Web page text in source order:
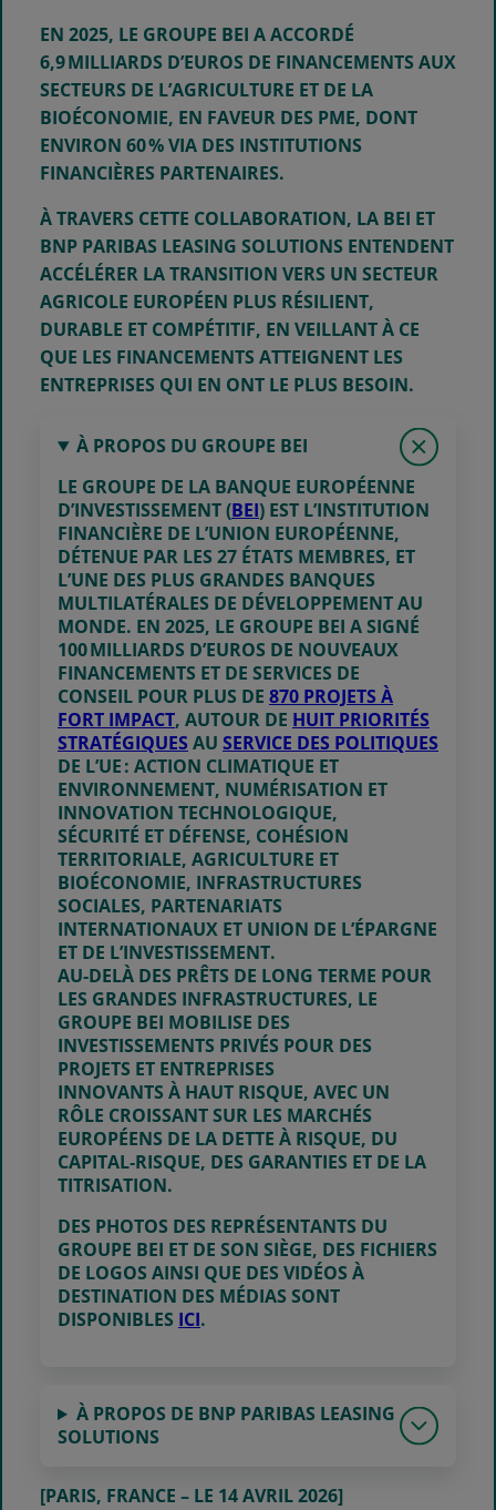
EN 2025, LE GROUPE BEI A ACCORDÉ
6,9 MILLIARDS D’EUROS DE FINANCEMENTS AUX
SECTEURS DE L’AGRICULTURE ET DE LA
BIOÉCONOMIE, EN FAVEUR DES PME, DONT
ENVIRON 60 % VIA DES INSTITUTIONS
FINANCIÈRES PARTENAIRES.
À TRAVERS CETTE COLLABORATION, LA BEI ET
BNP PARIBAS LEASING SOLUTIONS ENTENDENT
ACCÉLÉRER LA TRANSITION VERS UN SECTEUR
AGRICOLE EUROPÉEN PLUS RÉSILIENT,
DURABLE ET COMPÉTITIF, EN VEILLANT À CE
QUE LES FINANCEMENTS ATTEIGNENT LES
ENTREPRISES QUI EN ONT LE PLUS BESOIN.
À PROPOS DU GROUPE BEI
LE GROUPE DE LA BANQUE EUROPÉENNE
D’INVESTISSEMENT (BEI) EST L’INSTITUTION
FINANCIÈRE DE L’UNION EUROPÉENNE,
DÉTENUE PAR LES 27 ÉTATS MEMBRES, ET
L’UNE DES PLUS GRANDES BANQUES
MULTILATÉRALES DE DÉVELOPPEMENT AU
MONDE. EN 2025, LE GROUPE BEI A SIGNÉ
100 MILLIARDS D’EUROS DE NOUVEAUX
FINANCEMENTS ET DE SERVICES DE
CONSEIL POUR PLUS DE 870 PROJETS À
FORT IMPACT, AUTOUR DE HUIT PRIORITÉS
STRATÉGIQUES AU SERVICE DES POLITIQUES
DE L’UE : ACTION CLIMATIQUE ET
ENVIRONNEMENT, NUMÉRISATION ET
INNOVATION TECHNOLOGIQUE,
SÉCURITÉ ET DÉFENSE, COHÉSION
TERRITORIALE, AGRICULTURE ET
BIOÉCONOMIE, INFRASTRUCTURES
SOCIALES, PARTENARIATS
INTERNATIONAUX ET UNION DE L’ÉPARGNE
ET DE L’INVESTISSEMENT.
AU-DELÀ DES PRÊTS DE LONG TERME POUR
LES GRANDES INFRASTRUCTURES, LE
GROUPE BEI MOBILISE DES
INVESTISSEMENTS PRIVÉS POUR DES
PROJETS ET ENTREPRISES
INNOVANTS À HAUT RISQUE, AVEC UN
RÔLE CROISSANT SUR LES MARCHÉS
EUROPÉENS DE LA DETTE À RISQUE, DU
CAPITAL‑RISQUE, DES GARANTIES ET DE LA
TITRISATION.
DES PHOTOS DES REPRÉSENTANTS DU
GROUPE BEI ET DE SON SIÈGE, DES FICHIERS
DE LOGOS AINSI QUE DES VIDÉOS À
DESTINATION DES MÉDIAS SONT
DISPONIBLES ICI.
À PROPOS DE BNP PARIBAS LEASING
SOLUTIONS
[PARIS, FRANCE – LE 14 AVRIL 2026]